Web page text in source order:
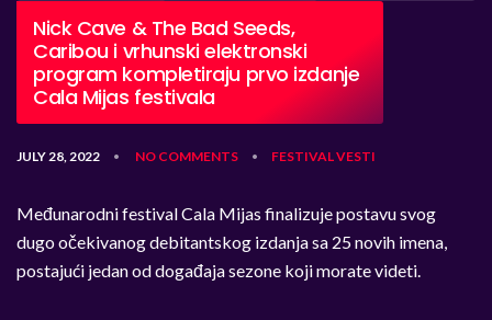
Nick Cave & The Bad Seeds,
Caribou i vrhunski elektronski
program kompletiraju prvo izdanje
Cala Mijas festivala
JULY 28, 2022 • NO COMMENTS • FESTIVALVESTI
Međunarodni festival Cala Mijas finalizuje postavu svog
dugo očekivanog debitantskog izdanja sa 25 novih imena,
postajući jedan od događaja sezone koji morate videti.